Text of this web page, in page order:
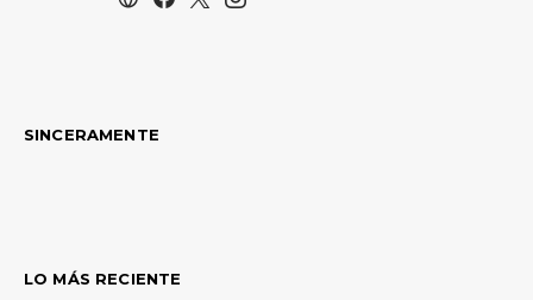
SINCERAMENTE
LO MÁS RECIENTE